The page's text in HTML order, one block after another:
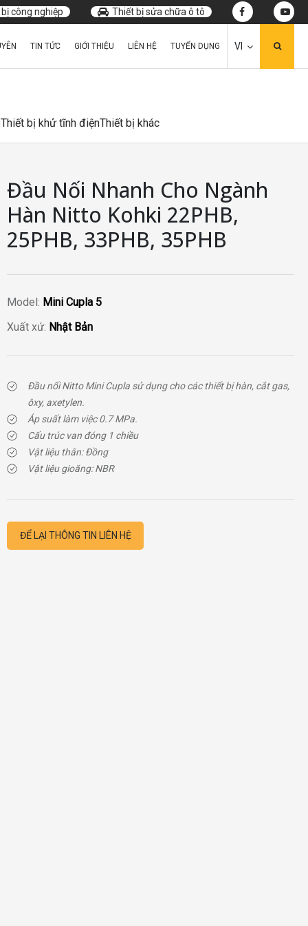
công nghiệp Thiết bị sửa chữa ô tô
TIN TỨC GIỚI THIỆU LIÊN HỆ TUYỂN DỤNG VI
Thiết bị khử tĩnh điệnThiết bị khác
Đầu Nối Nhanh Cho Ngành
Hàn Nitto Kohki 22PHB,
25PHB, 33PHB, 35PHB
Model: Mini Cupla 5
Xuất xứ: Nhật Bản
Đầu nối Nitto Mini Cupla sử dụng cho các thiết bị hàn, cắt gas,
ôxy, axetylen.
Áp suất làm việc 0.7 MPa.
Cấu trúc van đóng 1 chiều
Vật liệu thân: Đồng
Vật liệu gioăng: NBR
ĐỂ LẠI THÔNG TIN LIÊN HỆ